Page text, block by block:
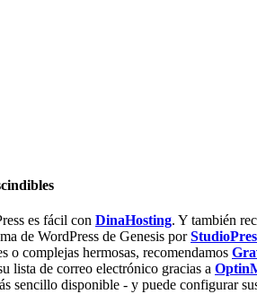
es fácil con DinaHosting. Y también
de WordPress de Genesis por
o complejas hermosas, recomendamos
lista de correo electrónico gracias a
sencillo disponible - y puede configurar